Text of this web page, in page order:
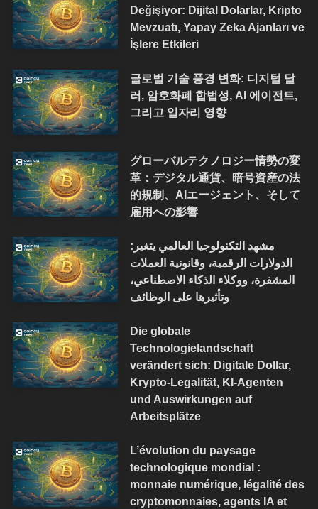
Değişiyor: Dijital Dolarlar, Kripto
Mevzuatı, Yapay Zeka Ajanları ve
İşlere Etkileri
글로벌 기술 풍경 변화: 디지털 달
러, 암호화폐 합법성, AI 에이전트,
그리고 일자리 영향
グローバルテクノロジー情勢の変
革：デジタル通貨、暗号資産の法
的規制、AIエージェント、そして
雇用への影響
مشهد التكنولوجيا العالمي يتغير:
الدولارات الرقمية، وقانونية العملات
المشفرة، ووكلاء الذكاء الاصطناعي،
وتأثيرها على الوظائف
Die globale
Technologielandschaft
verändert sich: Digitale Dollar,
Krypto-Legalität, KI-Agenten
und Auswirkungen auf
Arbeitsplätze
L’évolution du paysage
technologique mondial :
monnaie numérique, légalité des
cryptomonnaies, agents IA et